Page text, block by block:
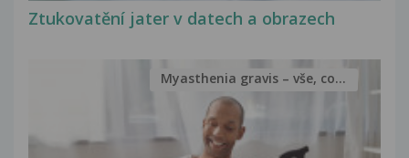
Ztukovatění jater v datech a obrazech
Myasthenia gravis – vše, co...